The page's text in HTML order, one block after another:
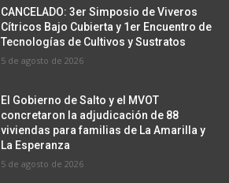
CANCELADO: 3er Simposio de Viveros
Cítricos Bajo Cubierta y 1er Encuentro de
Tecnologías de Cultivos y Sustratos
5 de agosto de 2026
El Gobierno de Salto y el MVOT
concretaron la adjudicación de 88
viviendas para familias de La Amarilla y
La Esperanza
5 de agosto de 2026